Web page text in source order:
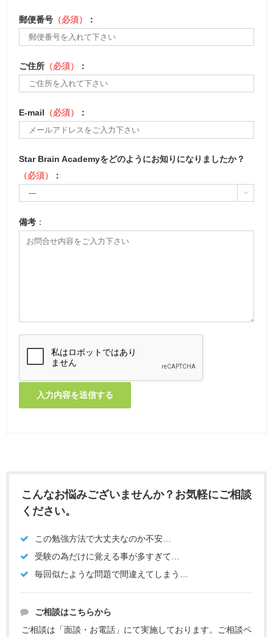
郵便番号 （必須） ：
ご住所 （必須） ：
E-mail （必須） ：
Star Brain Academyをどのようにお知りになりましたか？
（必須）
：

備考 ：
こんなお悩みございませんか？お気軽にご相談
ください。
この勉強方法で大丈夫なのか不安…
受験の為だけに覚える事が多すぎて…
毎回似たような問題で間違えてしまう…
ご相談はこちらから
ご相談は「面談・お電話」にて実施しております。ご相談ペ